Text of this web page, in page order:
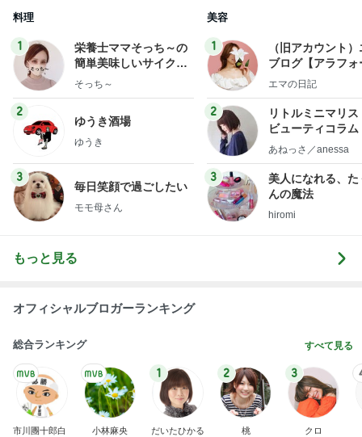
料理
1
栄養士ママそっち～の
簡単美味しいサイクル
献立
そっち～
2
ゆうき酒場
ゆうき
3
毎日笑顔で過ごしたい
モモ母さん
美容
1
（旧アカウント
ブログ【アラフォ
社売却セカンドラ
エマの日記
2
リトルミニマリス
ビューティコラ
little
あねっさ／anessa
3
美人になれる、た
んの魔法
hiromi
もっと見る
オフィシャルブロガーランキング
総合ランキング すべて見る
市川團十郎白
小林麻央
1
だいたひかる
2
桃
3
クロ